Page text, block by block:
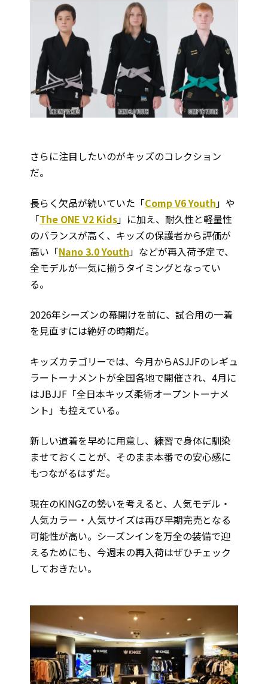
さらに注目したいのがキッズのコレクション
だ。
長らく欠品が続いていた「Comp V6 Youth」や
「The ONE V2 Kids」に加え、耐久性と軽量性
のバランスが高く、キッズの保護者から評価が
高い「Nano 3.0 Youth」などが再入荷予定で、
全モデルが一気に揃うタイミングとなってい
る。
2026年シーズンの幕開けを前に、試合用の一着
を見直すには絶好の時期だ。
キッズカテゴリーでは、今月からASJJFのレギュ
ラートーナメントが全国各地で開催され、4月に
はJBJJF「全日本キッズ柔術オープントーナメ
ント」も控えている。
新しい道着を早めに用意し、練習で身体に馴染
ませておくことが、そのまま本番での安心感に
もつながるはずだ。
現在のKINGZの勢いを考えると、人気モデル・
人気カラー・人気サイズは再び早期完売となる
可能性が高い。シーズンインを万全の装備で迎
えるためにも、今週末の再入荷はぜひチェック
しておきたい。